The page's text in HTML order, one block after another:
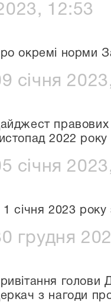
12:53
окремі норми
січня
правових
2022 року
січня
1 січня 2023 року
грудня
голови
з нагоди